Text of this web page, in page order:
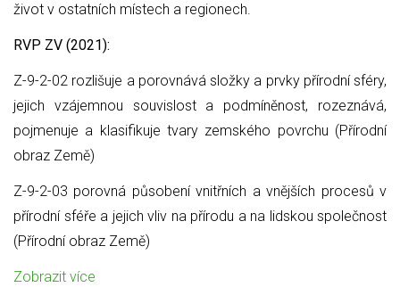
život v ostatních místech a regionech.
RVP ZV (2021):
Z-9-2-02 rozlišuje a porovnává složky a prvky přírodní sféry,
jejich vzájemnou souvislost a podmíněnost, rozeznává,
pojmenuje a klasifikuje tvary zemského povrchu (Přírodní
obraz Země)
Z-9-2-03 porovná působení vnitřních a vnějších procesů v
přírodní sféře a jejich vliv na přírodu a na lidskou společnost
(Přírodní obraz Země)
Zobrazit více